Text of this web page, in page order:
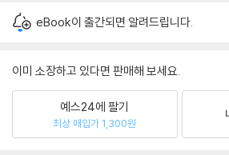
eBook이 출간되면 알려드립니다.
이미 소장하고 있다면 판매해 보세요.
예스24에 팔기
최상 매입가 1,300원